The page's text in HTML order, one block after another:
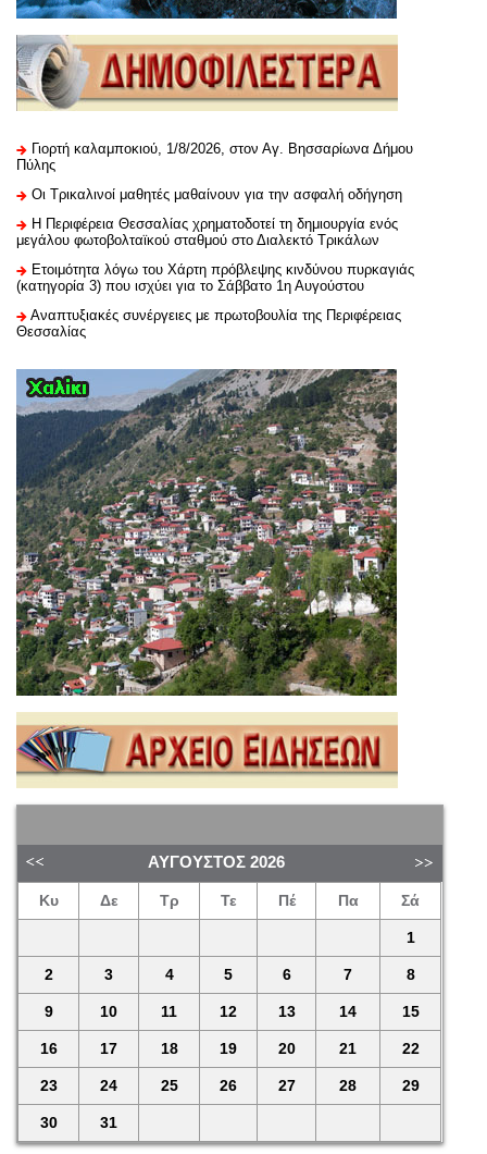
Γιορτή καλαμποκιού, 1/8/2026, στον Αγ. Βησσαρίωνα Δήμου
Πύλης
Οι Τρικαλινοί μαθητές μαθαίνουν για την ασφαλή οδήγηση
H Περιφέρεια Θεσσαλίας χρηματοδοτεί τη δημιουργία ενός
μεγάλου φωτοβολταϊκού σταθμού στο Διαλεκτό Τρικάλων
Ετοιμότητα λόγω του Χάρτη πρόβλεψης κινδύνου πυρκαγιάς
(κατηγορία 3) που ισχύει για το Σάββατο 1η Αυγούστου
Αναπτυξιακές συνέργειες με πρωτοβουλία της Περιφέρειας
Θεσσαλίας
ΑΎΓΟΥΣΤΟΣ 2026
Κυ Δε Τρ Τε Πέ Πα Σά
1
2 3 4 5 6 7 8
9 10 11 12 13 14 15
16 17 18 19 20 21 22
23 24 25 26 27 28 29
30 31